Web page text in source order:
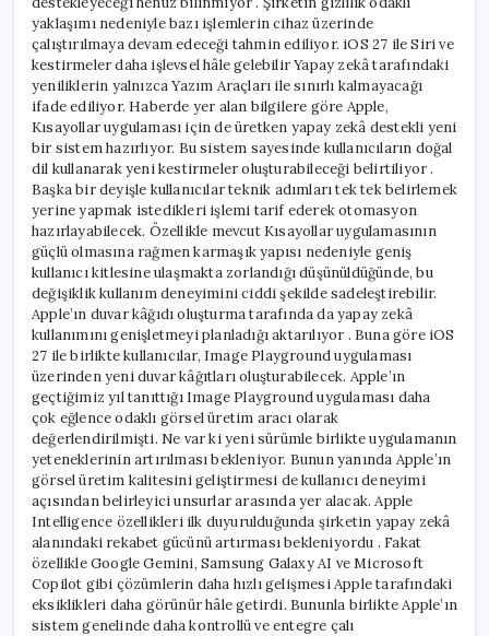
yaklaşımı nedeniyle bazı işlemlerin cihaz üzerinde
çalıştırılmaya devam edeceği tahmin ediliyor. iOS 27 ile Siri ve
kestirmeler daha işlevsel hâle gelebilir Yapay zekâ tarafındaki
yeniliklerin yalnızca Yazım Araçları ile sınırlı kalmayacağı
ifade ediliyor. Haberde yer alan bilgilere göre Apple,
Kısayollar uygulaması için de üretken yapay zekâ destekli yeni
bir sistem hazırlıyor. Bu sistem sayesinde kullanıcıların doğal
dil kullanarak yeni kestirmeler oluşturabileceği belirtiliyor .
Başka bir deyişle kullanıcılar teknik adımları tek tek belirlemek
yerine yapmak istedikleri işlemi tarif ederek otomasyon
hazırlayabilecek. Özellikle mevcut Kısayollar uygulamasının
güçlü olmasına rağmen karmaşık yapısı nedeniyle geniş
kullanıcı kitlesine ulaşmakta zorlandığı düşünüldüğünde, bu
değişiklik kullanım deneyimini ciddi şekilde sadeleştirebilir.
Apple’ın duvar kâğıdı oluşturma tarafında da yapay zekâ
kullanımını genişletmeyi planladığı aktarılıyor . Buna göre iOS
27 ile birlikte kullanıcılar, Image Playground uygulaması
üzerinden yeni duvar kâğıtları oluşturabilecek. Apple’ın
geçtiğimiz yıl tanıttığı Image Playground uygulaması daha
çok eğlence odaklı görsel üretim aracı olarak
değerlendirilmişti. Ne var ki yeni sürümle birlikte uygulamanın
yeteneklerinin artırılması bekleniyor. Bunun yanında Apple’ın
görsel üretim kalitesini geliştirmesi de kullanıcı deneyimi
açısından belirleyici unsurlar arasında yer alacak. Apple
Intelligence özellikleri ilk duyurulduğunda şirketin yapay zekâ
alanındaki rekabet gücünü artırması bekleniyordu . Fakat
özellikle Google Gemini, Samsung Galaxy AI ve Microsoft
Copilot gibi çözümlerin daha hızlı gelişmesi Apple tarafındaki
eksiklikleri daha görünür hâle getirdi. Bununla birlikte Apple’ın
sistem genelinde daha kontrollü ve entegre çalı